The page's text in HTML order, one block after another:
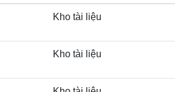
Kho tài liệu
Kho tài liệu